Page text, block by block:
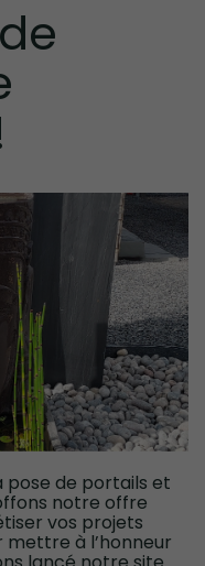
pose de portails et
notre offre
vos projets
à l’honneur